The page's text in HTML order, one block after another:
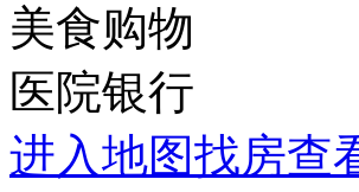
美食购物
医院银行
进入地图找房查